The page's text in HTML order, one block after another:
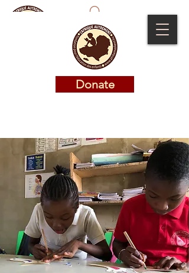
Donate
Donate